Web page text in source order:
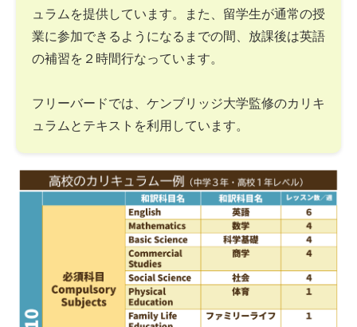
ュラムを提供しています。また、留学生が通常の授
業に参加できるようになるまでの間、放課後は英語
の補習を２時間行なっています。
フリーバードでは、ケンブリッジ大学監修のカリキ
ュラムとテキストを利用しています。